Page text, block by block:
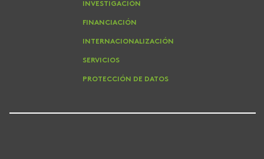
INVESTIGACIÓN
FINANCIACIÓN
INTERNACIONALIZACIÓN
SERVICIOS
PROTECCIÓN DE DATOS